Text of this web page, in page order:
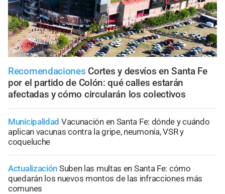
Recomendaciones Cortes y desvíos en Santa Fe
por el partido de Colón: qué calles estarán
afectadas y cómo circularán los colectivos
Municipalidad Vacunación en Santa Fe: dónde y cuándo
aplican vacunas contra la gripe, neumonía, VSR y
coqueluche
Actualización Suben las multas en Santa Fe: cómo
quedarán los nuevos montos de las infracciones más
comunes